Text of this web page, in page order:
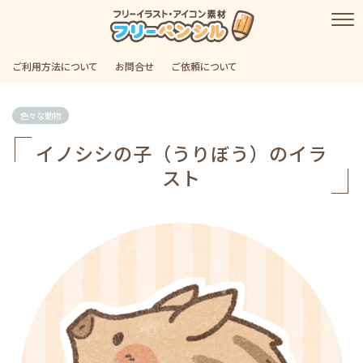
ご利用方法について お問合せ ご依頼について
色々な動物
イノシシの子（うりぼう）のイラ
スト